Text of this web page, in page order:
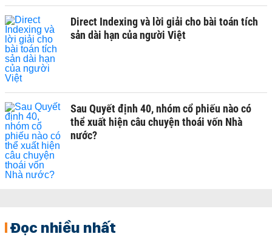
Direct Indexing và lời giải cho bài toán tích
sản dài hạn của người Việt
Sau Quyết định 40, nhóm cổ phiếu nào có
thể xuất hiện câu chuyện thoái vốn Nhà
nước?
Đọc nhiều nhất